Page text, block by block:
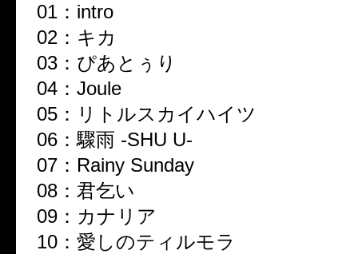
01：intro
02：キカ
03：ぴあとぅり
04：Joule
05：リトルスカイハイツ
06：驟雨 -SHU U-
07：Rainy Sunday
08：君乞い
09：カナリア
10：愛しのティルモラ